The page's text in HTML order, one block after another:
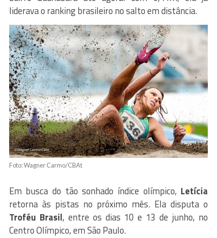
liderava o ranking brasileiro no salto em distância.
Foto: Wagner Carmo/CBAt
Em busca do tão sonhado índice olímpico, Letícia
retorna às pistas no próximo mês. Ela disputa o
Troféu Brasil, entre os dias 10 e 13 de junho, no
Centro Olímpico, em São Paulo.